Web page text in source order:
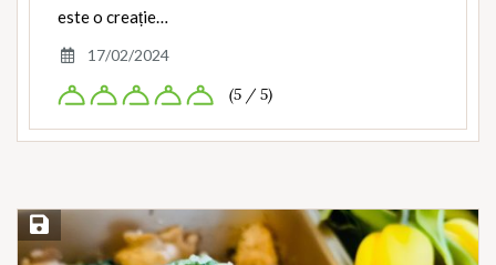
este o creație…
17/02/2024
(5 / 5)
Save Recipe